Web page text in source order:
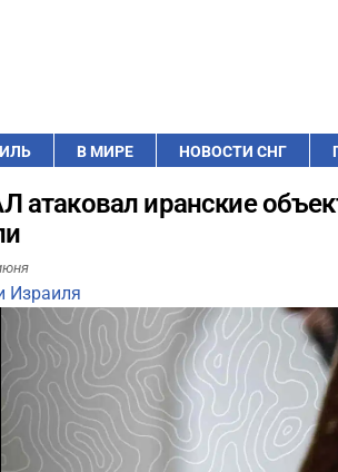
В МИРЕ НОВОСТИ СНГ
атаковал иранские
Израиля